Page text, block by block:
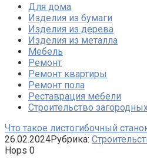
Для дома
Изделия из бумаги
Изделия из дерева
Изделия из металла
Мебель
Ремонт
Ремонт квартиры
Ремонт пола
Реставрация мебели
Строительство
Что такое листогибочный
26.02.2024Рубрика:
Hops 0